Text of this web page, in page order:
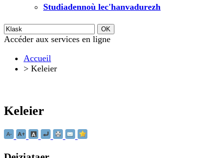
Studiadennoù lec'hanvadurezh
Accéder aux services en ligne
Accueil
> Keleier
Keleier